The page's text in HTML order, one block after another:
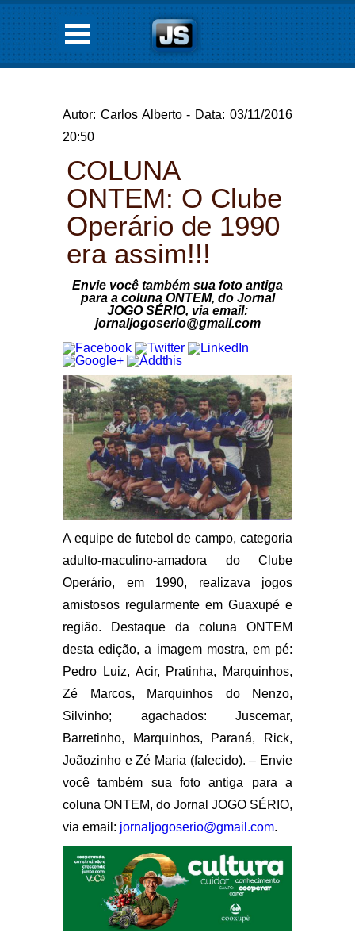
Autor: Carlos Alberto - Data: 03/11/2016
20:50
COLUNA
ONTEM: O Clube
Operário de 1990
era assim!!!
Envie você também sua foto antiga
para a coluna ONTEM, do Jornal
JOGO SÉRIO, via email:
jornaljogoserio@gmail.com
A equipe de futebol de campo, categoria
adulto-maculino-amadora do Clube
Operário, em 1990, realizava jogos
amistosos regularmente em Guaxupé e
região. Destaque da coluna ONTEM
desta edição, a imagem mostra, em pé:
Pedro Luiz, Acir, Pratinha, Marquinhos,
Zé Marcos, Marquinhos do Nenzo,
Silvinho; agachados: Juscemar,
Barretinho, Marquinhos, Paraná, Rick,
Joãozinho e Zé Maria (falecido). – Envie
você também sua foto antiga para a
coluna ONTEM, do Jornal JOGO SÉRIO,
via email: jornaljogoserio@gmail.com.